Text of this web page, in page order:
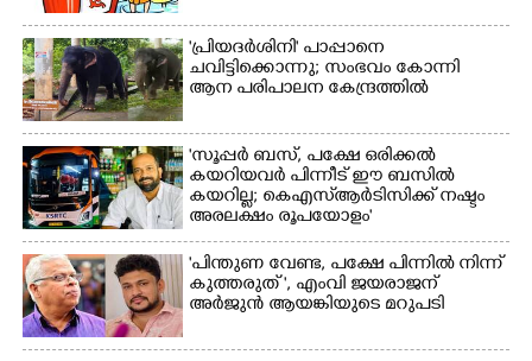
'പ്രിയദർശിനി' പാപ്പാനെ
ചവിട്ടിക്കൊന്നു; സംഭവം കോന്നി
ആന പരിപാലന കേന്ദ്രത്തിൽ
'സൂപ്പർ ബസ്, പക്ഷേ ഒരിക്കൽ
കയറിയവർ പിന്നീട് ഈ ബസിൽ
കയറില്ല; കെഎസ്ആർടിസിക്ക് നഷ്ടം
അരലക്ഷം രൂപയോളം'
"പിന്തുണ വേണ്ട,​ പക്ഷേ പിന്നിൽ നിന്ന്
കുത്തരുത് ", എംവി ജയരാജന്
അർജുൻ ആയങ്കിയുടെ മറുപടി